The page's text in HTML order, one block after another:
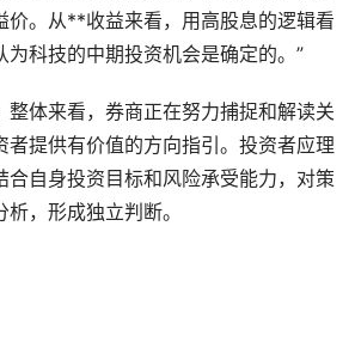
价。从**收益来看，用高股息的逻辑看
为科技的中期投资机会是确定的。”
体来看，券商正在努力捕捉和解读关
者提供有价值的方向指引。投资者应理
合自身投资目标和风险承受能力，对策
，形成独立判断。